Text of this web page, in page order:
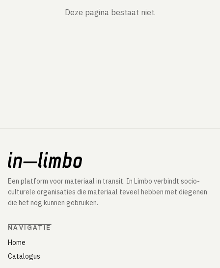
Deze pagina bestaat niet.
Een platform voor materiaal in transit. In Limbo verbindt socio-
culturele organisaties die materiaal teveel hebben met diegenen
die het nog kunnen gebruiken.
NAVIGATIE
Home
Catalogus